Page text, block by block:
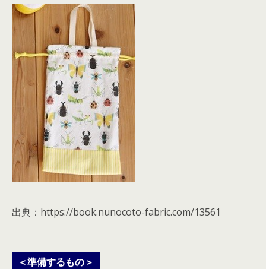
出典：https://book.nunocoto-fabric.com/13561
＜準備するもの＞